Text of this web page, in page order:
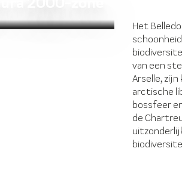
Het
van een
Arselle,
arctische
bossfeer
de